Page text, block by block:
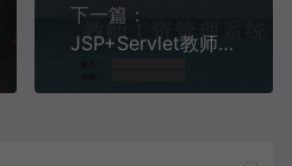
下一篇：
JSP+Servlet教师工资管理系统(附论文)